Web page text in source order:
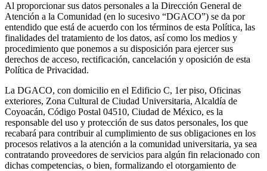
Al proporcionar sus datos personales a la Dirección General de
Atención a la Comunidad (en lo sucesivo “DGACO”) se da por
entendido que está de acuerdo con los términos de esta Política, las
finalidades del tratamiento de los datos, así como los medios y
procedimiento que ponemos a su disposición para ejercer sus
derechos de acceso, rectificación, cancelación y oposición de esta
Política de Privacidad.
La DGACO, con domicilio en el Edificio C, 1er piso, Oficinas
exteriores, Zona Cultural de Ciudad Universitaria, Alcaldía de
Coyoacán, Código Postal 04510, Ciudad de México, es la
responsable del uso y protección de sus datos personales, los que
recabará para contribuir al cumplimiento de sus obligaciones en los
procesos relativos a la atención a la comunidad universitaria, ya sea
contratando proveedores de servicios para algún fin relacionado con
dichas competencias, o bien, formalizando el otorgamiento de